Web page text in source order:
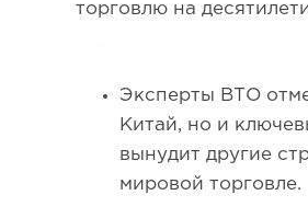
торговлю на
Эксперты ВТО
Китай, но и
вынудит другие
мировой торговле.